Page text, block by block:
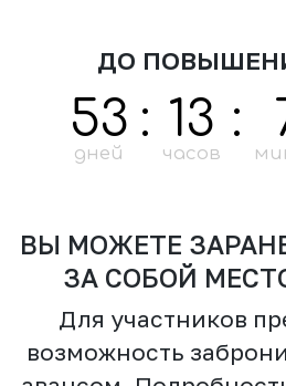
ИП САМУС Евгений Вадимович